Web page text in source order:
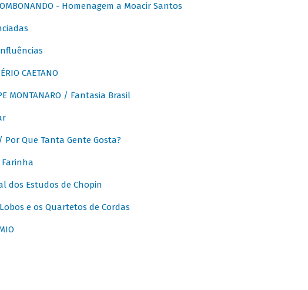
- Homenagem a Moacir Santos
CAETANO
MONTANARO / Fantasia Brasil
Por Que Tanta Gente Gosta?
Farinha
dos Estudos de Chopin
Lobos e os Quartetos de Cordas